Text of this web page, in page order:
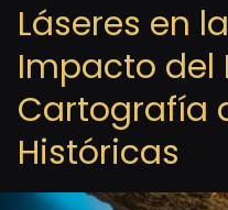
Láseres en
Impacto del
Cartografía
Históricas